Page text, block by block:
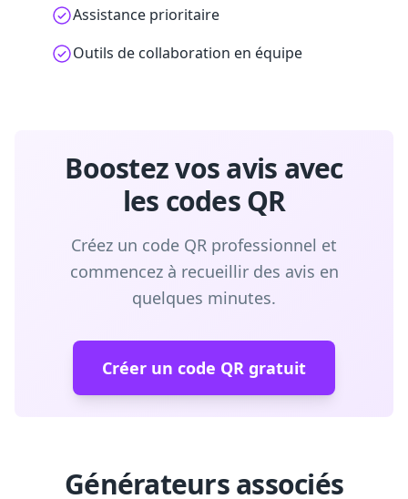
Assistance prioritaire
Outils de collaboration en équipe
Boostez vos avis avec
les codes QR
Créez un code QR professionnel et
commencez à recueillir des avis en
quelques minutes.
Créer un code QR gratuit
Générateurs associés